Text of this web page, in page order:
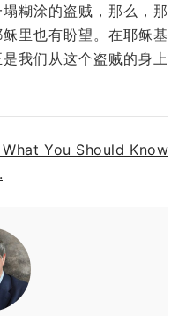
糊涂的盗贼，那么，那
里也有盼望。在耶稣基
我们从这个盗贼的身上
What You Should Know